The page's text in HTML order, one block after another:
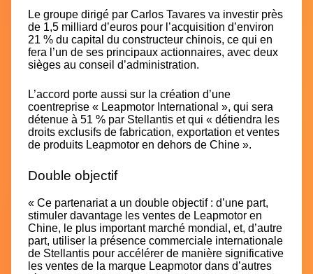
Le groupe dirigé par Carlos Tavares va investir près
de 1,5 milliard d’euros pour l’acquisition d’environ
21 % du capital du constructeur chinois, ce qui en
fera l’un de ses principaux actionnaires, avec deux
sièges au conseil d’administration.
L’accord porte aussi sur la création d’une
coentreprise « Leapmotor International », qui sera
détenue à 51 % par Stellantis et qui « détiendra les
droits exclusifs de fabrication, exportation et ventes
de produits Leapmotor en dehors de Chine ».
Double objectif
« Ce partenariat a un double objectif : d’une part,
stimuler davantage les ventes de Leapmotor en
Chine, le plus important marché mondial, et, d’autre
part, utiliser la présence commerciale internationale
de Stellantis pour accélérer de manière significative
les ventes de la marque Leapmotor dans d’autres